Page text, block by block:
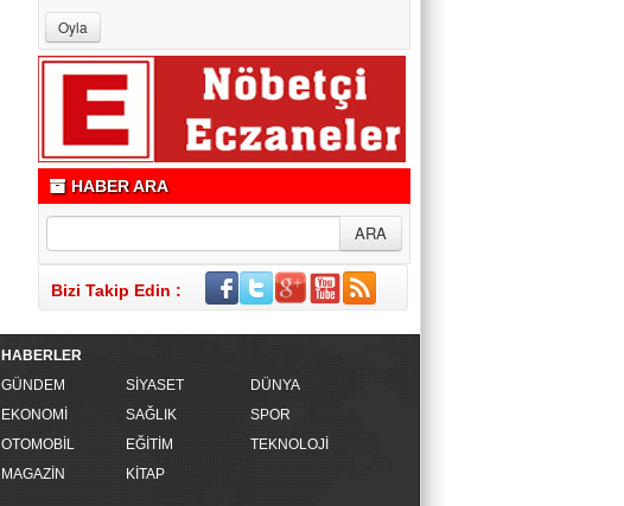
HABER ARA
Bizi Takip Edin :
HABERLER
GÜNDEM
SİYASET
DÜNYA
EKONOMİ
SAĞLIK
SPOR
OTOMOBİL
EĞİTİM
TEKNOLOJİ
MAGAZİN
KİTAP